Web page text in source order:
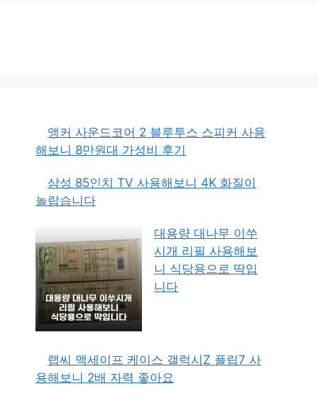
앵커 사운드코어 2 블루투스 스피커 사용
해보니 8만원대 가성비 후기
삼성 85인치 TV 사용해보니 4K 화질이
놀랍습니다
대용량 대나무 이쑤
시개 리필 사용해보
니 식당용으로 딱입
니다
랩씨 맥세이프 케이스 갤럭시Z 플립7 사
용해보니 2배 자력 좋아요